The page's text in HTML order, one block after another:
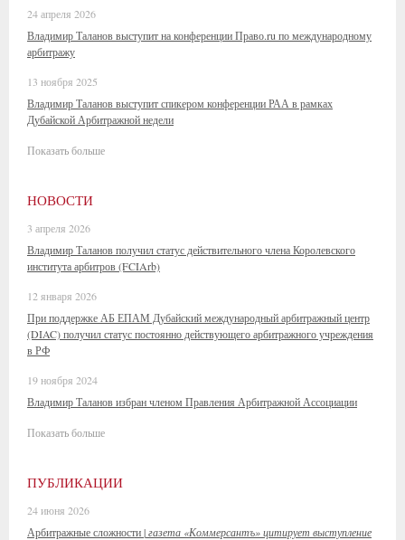
24 апреля 2026
Владимир Таланов выступит на конференции Право.ru по международному
арбитражу
13 ноября 2025
Владимир Таланов выступит спикером конференции РАА в рамках
Дубайской Арбитражной недели
Показать больше
НОВОСТИ
3 апреля 2026
Владимир Таланов получил статус действительного члена Королевского
института арбитров (FCIArb)
12 января 2026
При поддержке АБ ЕПАМ Дубайский международный арбитражный центр
(DIAC) получил статус постоянно действующего арбитражного учреждения
в РФ
19 ноября 2024
Владимир Таланов избран членом Правления Арбитражной Ассоциации
Показать больше
ПУБЛИКАЦИИ
24 июня 2026
Арбитражные сложности |газета «Коммерсантъ» цитирует выступление